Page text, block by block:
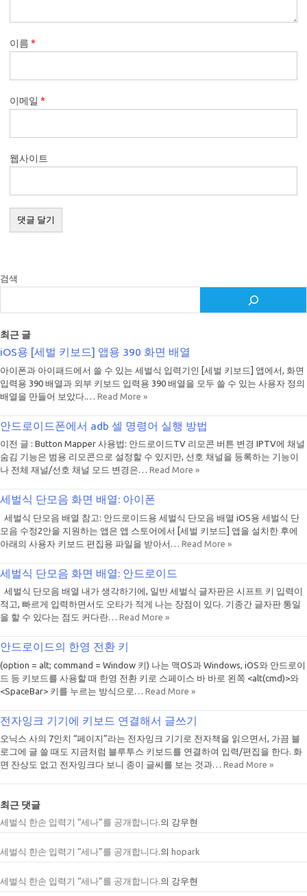
이름 *
이메일 *
웹사이트
검색
최근 글
iOS용 [세벌 키보드] 앱용 390 화면 배열
아이폰과 아이패드에서 쓸 수 있는 세벌식 입력기인 [세벌 키보드] 앱에서, 화면
입력용 390 배열과 외부 키보드 입력용 390 배열을 모두 쓸 수 있는 사용자 정의
배열을 만들어 보았다.… Read More »
안드로이드폰에서 adb 셀 명령어 실행 방법
이전 글 : Button Mapper 사용법: 안드로이드TV 리모콘 버튼 변경 IPTV에 채널
숨김 기능은 범용 리모콘으로 설정할 수 있지만, 선호 채널을 등록하는 기능이
나 전체 재널/선호 채널 모드 변경은… Read More »
세벌식 단모음 화면 배열: 아이폰
세벌식 단모음 배열 참고: 안드로이드용 세벌식 단모음 배열 iOS용 세벌식 단
모음 수정2안을 지원하는 앱은 앱 스토어에서 [세벌 키보드] 앱을 설치한 후에
아래의 사용자 키보드 편집용 파일을 받아서… Read More »
세벌식 단모음 화면 배열: 안드로이드
세벌식 단모음 배열 내가 생각하기에, 일반 세벌식 글자판은 시프트 키 입력이
적고, 빠르게 입력하면서도 오타가 적게 나는 장점이 있다. 기종간 글자판 통일
을 할 수 있다는 점도 커다란… Read More »
안드로이드의 한영 전환 키
(option = alt; command = Window 키) 나는 맥OS과 Windows, iOS와 안드로이
드 등 키보드를 사용할 때 한영 전환 키로 스페이스 바 바로 왼쪽 <alt(cmd)>와
<SpaceBar> 키를 누르는 방식으로… Read More »
전자잉크 기기에 키보드 연결해서 글쓰기
오닉스 사의 7인치 “페이지”라는 전자잉크 기기로 전자책을 읽으면서, 가끔 블
로그에 글 쓸 때도 지금처럼 블루투스 키보드를 연결하여 입력/편집을 한다. 화
면 잔상도 없고 전자잉크다 보니 종이 글씨를 보는 것과… Read More »
최근 댓글
세벌식 한손 입력기 “세나”를 공개합니다.의 강우현
세벌식 한손 입력기 “세나”를 공개합니다.의 hopark
세벌식 한손 입력기 “세나”를 공개합니다.의 강우현